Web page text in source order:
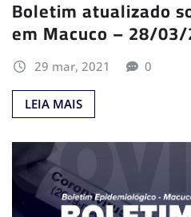
Boletim atualizado
em Macuco – 28/
29 mar, 2021 0
LEIA MAIS